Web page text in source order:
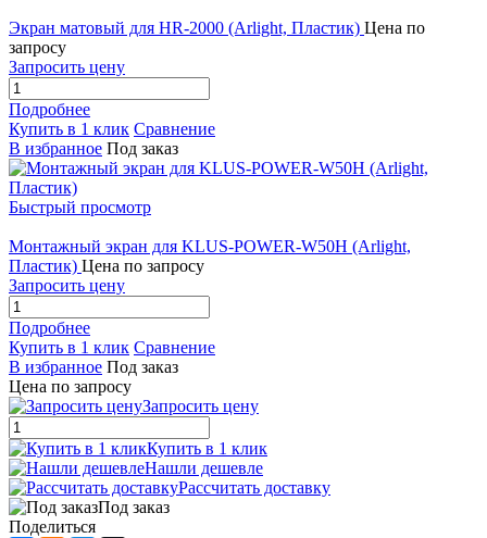
Экран матовый для HR-2000 (Arlight, Пластик) Цена по
запросу
Запросить цену
Подробнее
Купить в 1 клик Сравнение
В избранное Под заказ
Быстрый просмотр
Монтажный экран для KLUS-POWER-W50H (Arlight,
Пластик) Цена по запросу
Запросить цену
Подробнее
Купить в 1 клик Сравнение
В избранное Под заказ
Цена по запросу
Запросить цену
Купить в 1 клик
Нашли дешевле
Рассчитать доставку
Под заказ
Поделиться